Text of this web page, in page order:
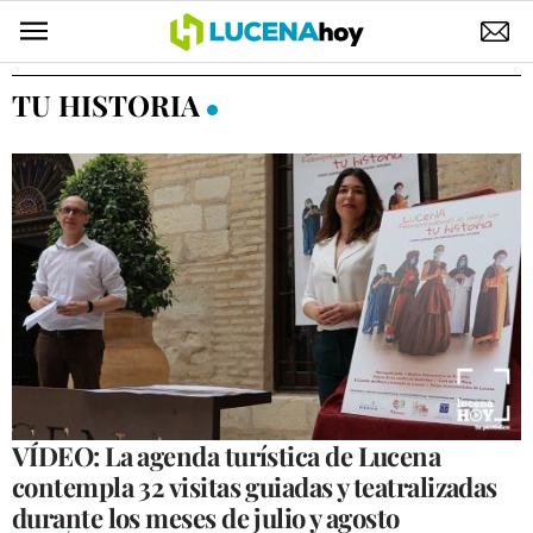
POLÍTICA
ELECCIONES
SUCESOS
ECONOMÍA
DESARROLLO LOCAL
LUCENA EMPRESAS
OCIO
COFRADÍAS
TU HISTORIA
VÍDEO: La agenda turística de Lucena
contempla 32 visitas guiadas y teatralizadas
durante los meses de julio y agosto